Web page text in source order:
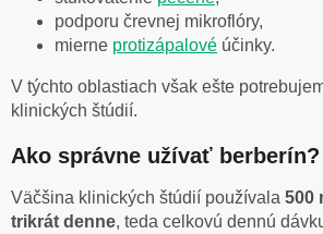
podporu črevnej mikroflóry,
mierne protizápalové účinky.
V týchto oblastiach však ešte
klinických štúdií.
Ako správne užívať berberín?
Väčšina klinických štúdií používala 500
trikrát denne, teda celkovú dennú